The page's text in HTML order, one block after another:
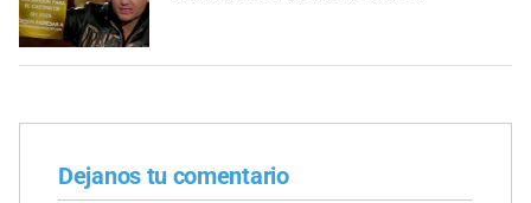
Dejanos tu comentario